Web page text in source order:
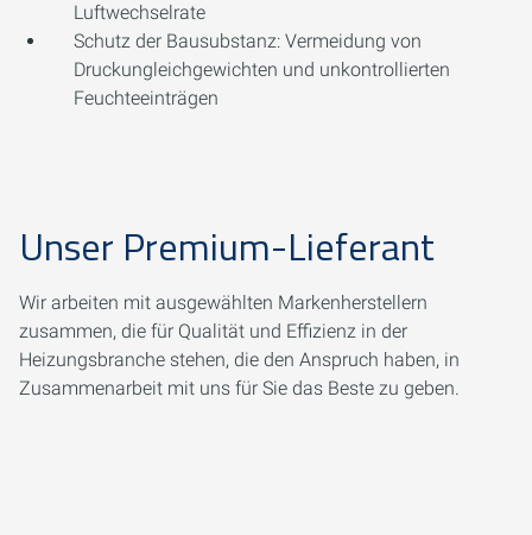
Luftwechselrate
Schutz der Bausubstanz: Vermeidung von
Druckungleichgewichten und unkontrollierten
Feuchteeinträgen
Unser Premium-Lieferant
Wir arbeiten mit ausgewählten Markenherstellern
zusammen, die für Qualität und Effizienz in der
Heizungsbranche stehen, die den Anspruch haben, in
Zusammenarbeit mit uns für Sie das Beste zu geben.